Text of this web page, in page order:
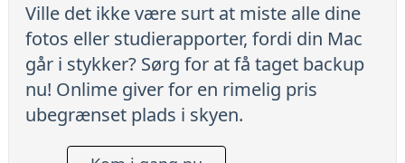
Ville det ikke være surt at miste alle dine
fotos eller studierapporter, fordi din Mac
går i stykker? Sørg for at få taget backup
nu! Onlime giver for en rimelig pris
ubegrænset plads i skyen.